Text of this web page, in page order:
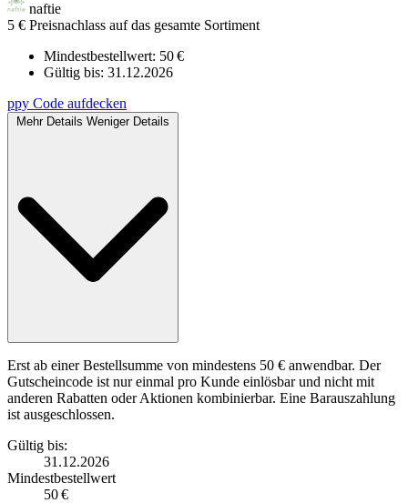
naftie
5 € Preisnachlass auf das gesamte Sortiment
Mindestbestellwert: 50 €
Gültig bis: 31.12.2026
ppy Code aufdecken
Mehr Details Weniger Details
Erst ab einer Bestellsumme von mindestens 50 € anwendbar. Der
Gutscheincode ist nur einmal pro Kunde einlösbar und nicht mit
anderen Rabatten oder Aktionen kombinierbar. Eine Barauszahlung
ist ausgeschlossen.
Gültig bis:
31.12.2026
Mindestbestellwert
50 €